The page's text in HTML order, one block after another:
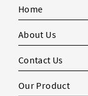
Home
About Us
Contact Us
Our Product